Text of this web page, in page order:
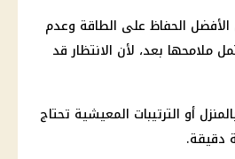
الحفاظ على الطاقة وعدم
ملامحها بعد، لأن الانتظار قد
أو الترتيبات المعيشية تحتاج
دقيقة.